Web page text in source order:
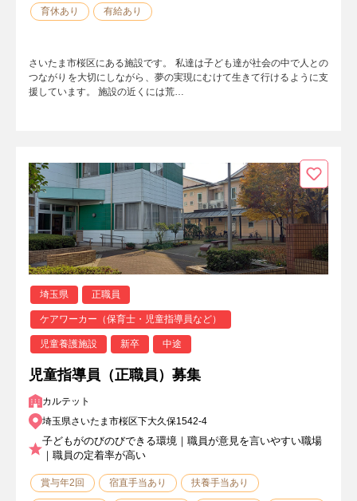
育休あり 有給あり
さいたま市桜区にある施設です。 私達は子ども達が社会の中で人との
つながりを大切にしながら、夢の実現にむけて生きて行けるように支
援しています。 施設の近くには荒…
埼玉県 正職員
ケアワーカー（保育士・児童指導員など）
児童養護施設 新卒 中途
児童指導員（正職員）募集
カルテット
埼玉県さいたま市桜区下大久保1542-4
子どもがのびのびできる環境｜職員が意見を言いやすい職場
｜職員の定着率が高い
賞与年2回 宿直手当あり 扶養手当あり